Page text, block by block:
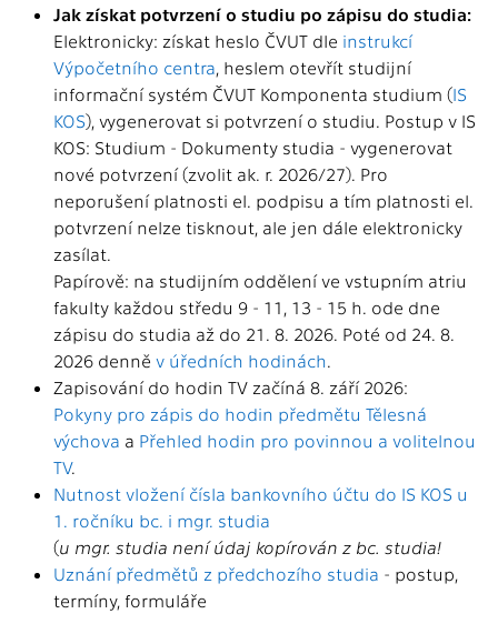
Jak získat potvrzení o studiu po zápisu do studia:
Elektronicky: získat heslo ČVUT dle instrukcí
Výpočetního centra, heslem otevřít studijní
informační systém ČVUT Komponenta studium (IS
KOS), vygenerovat si potvrzení o studiu. Postup v IS
KOS: Studium - Dokumenty studia - vygenerovat
nové potvrzení (zvolit ak. r. 2026/27). Pro
neporušení platnosti el. podpisu a tím platnosti el.
potvrzení nelze tisknout, ale jen dále elektronicky
zasílat.
Papírově: na studijním oddělení ve vstupním atriu
fakulty každou středu 9 - 11, 13 - 15 h. ode dne
zápisu do studia až do 21. 8. 2026. Poté od 24. 8.
2026 denně v úředních hodinách.
Zapisování do hodin TV začíná 8. září 2026:
Pokyny pro zápis do hodin předmětu Tělesná
výchova a Přehled hodin pro povinnou a volitelnou
TV.
Nutnost vložení čísla bankovního účtu do IS KOS u
1. ročníku bc. i mgr. studia
(u mgr. studia není údaj kopírován z bc. studia!
Uznání předmětů z předchozího studia - postup,
termíny, formuláře